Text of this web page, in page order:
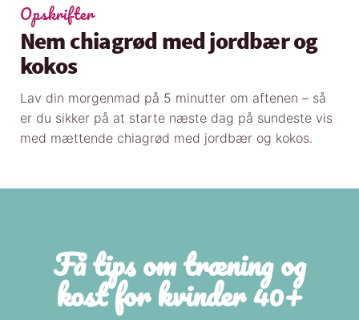
Opskrifter
Nem chiagrød med jordbær og
kokos
Lav din morgenmad på 5 minutter om aftenen – så
er du sikker på at starte næste dag på sundeste vis
med mættende chiagrød med jordbær og kokos.
Få tips om træning og
kost for kvinder 40+